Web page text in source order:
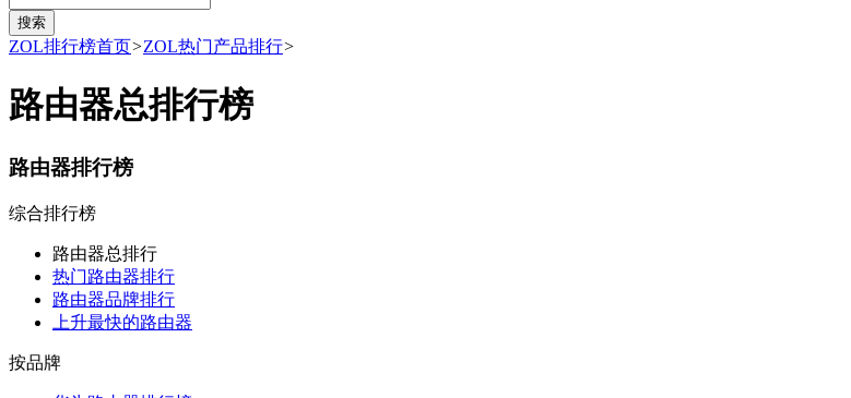
ZOL排行榜首页>ZOL热门产品排行>
路由器总排行榜
路由器排行榜
综合排行榜
路由器总排行
热门路由器排行
路由器品牌排行
上升最快的路由器
按品牌